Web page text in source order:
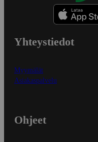
Yhteystiedot
Myymälät
Asiakaspalvelu
Ohjeet